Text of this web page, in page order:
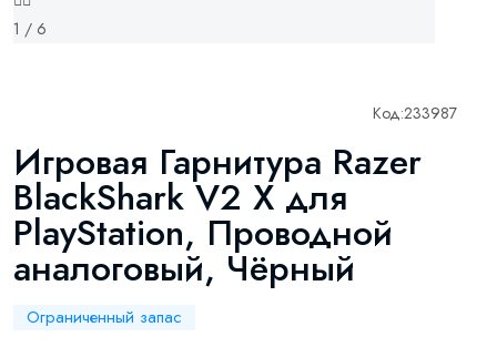
1 / 6
Код:233987
Игровая Гарнитура Razer
BlackShark V2 X для
PlayStation, Проводной
аналоговый, Чёрный
Ограниченный запас